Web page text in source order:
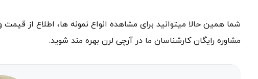
مشاوره رایگان کارشناسان ما در آرچی لرن بهره مند شوید.